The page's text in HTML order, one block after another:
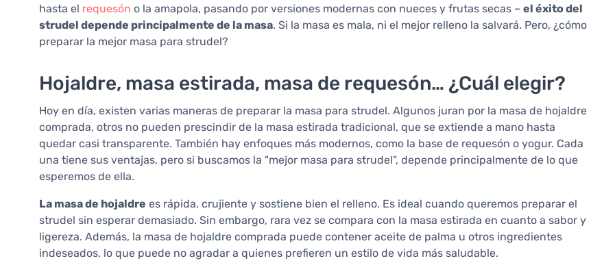
hasta el requesón o la amapola, pasando por versiones modernas con nueces y frutas secas – el éxito del
strudel depende principalmente de la masa. Si la masa es mala, ni el mejor relleno la salvará. Pero, ¿cómo
preparar la mejor masa para strudel?
Hojaldre, masa estirada, masa de requesón… ¿Cuál elegir?
Hoy en día, existen varias maneras de preparar la masa para strudel. Algunos juran por la masa de hojaldre
comprada, otros no pueden prescindir de la masa estirada tradicional, que se extiende a mano hasta
quedar casi transparente. También hay enfoques más modernos, como la base de requesón o yogur. Cada
una tiene sus ventajas, pero si buscamos la "mejor masa para strudel", depende principalmente de lo que
esperemos de ella.
La masa de hojaldre es rápida, crujiente y sostiene bien el relleno. Es ideal cuando queremos preparar el
strudel sin esperar demasiado. Sin embargo, rara vez se compara con la masa estirada en cuanto a sabor y
ligereza. Además, la masa de hojaldre comprada puede contener aceite de palma u otros ingredientes
indeseados, lo que puede no agradar a quienes prefieren un estilo de vida más saludable.